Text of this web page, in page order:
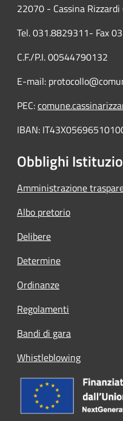
22070 - Cassina Rizzardi
Tel. 031.8829311- Fax
C.F./P.I. 00544790132
E-mail:
PEC:
IBAN:
Obblighi
Amministrazione
Albo pretorio
Delibere
Determine
Ordinanze
Regolamenti
Bandi di gara
Whistleblowing